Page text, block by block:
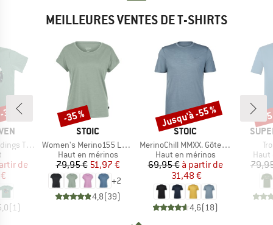
MEILLEURES VENTES DE T-SHIRTS
T-Shirt
group
réduit
de
(1)
%
MARQUE
STOIC
Article
Women's Merino155 LaholmSt. Loose Shirt
Product group
Haut en mérinos
Prix
79,95 €Prix réduit
51,97 €
+2
4,8(39)
Remise
-35 %
MARQUE
STOIC
Article
MerinoChill MMXX. Göteborg Print Tee
Product group
Haut en mérinos
Prix
69,95 € Prix réduit
à partir de
31,48 €
4,6(18)
Remise
Jusqu'à -55 %
Haut
-